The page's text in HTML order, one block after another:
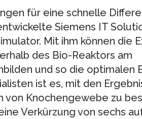
für eine schnelle
Siemens IT
Mit ihm können die
des Bio-Reaktors am
und so die optimalen
ist es, mit den
von Knochengewebe zu
Verkürzung von sechs